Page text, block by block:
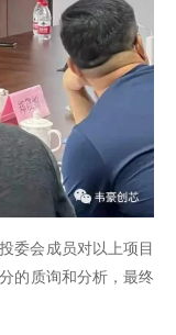
委会成员对以上项目
的质询和分析，最终